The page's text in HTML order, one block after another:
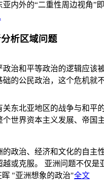
亚内外的“二重性周边视角”
析区域问题
政治和平等政治的逻辑应该
础的公民政治，这个危机就
关东北亚地区的战争与和平
个世界资本主义发展、帝国
的政治、经济和文化的自主
越或克服。 亚洲问题不仅
晖 "亚洲想象的政治"全文